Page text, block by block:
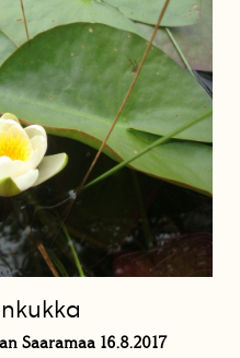
Saaramaa 16.8.2017